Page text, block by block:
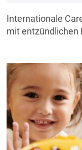
Internationale
mit entzündlichen